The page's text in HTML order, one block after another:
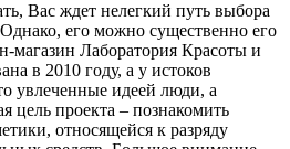
Вас ждет нелегкий путь выбора
его можно существенно его
магазин Лаборатория Красоты и
в 2010 году, а у истоков
увлеченные идеей люди, а
цель проекта – познакомить
относящейся к разряду